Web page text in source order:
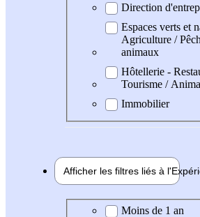
Direction
Espaces verts et
Agriculture /
animaux
Hôtellerie -
Tourisme /
Immobilier
Afficher les filtres liés à l'
Expérience demandée
Moins de 1 an